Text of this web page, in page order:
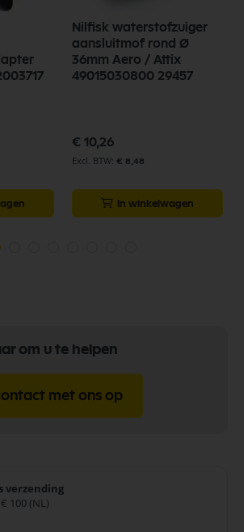
Nilfisk waterstofzuiger
aansluitmof rond Ø
36mm Aero / Attix
49015030800 29457
€ 10,26
€ 8,48
In winkelwagen
om u te helpen
met ons op
verzending
100 (NL)